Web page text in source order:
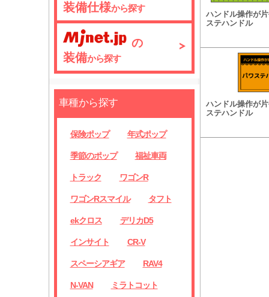
ハンドル操作が
ステハンドル
ハンドル操作が
ステハンドル
装備仕様から探す
の
装備から探す
車種から探す
保険ポップ 年式ポップ
季節のポップ 福祉車両
トラック ワゴンR
ワゴンRスマイル タフト
ekクロス デリカD5
インサイト CR-V
スペーシアギア RAV4
N-VAN ミラトコット